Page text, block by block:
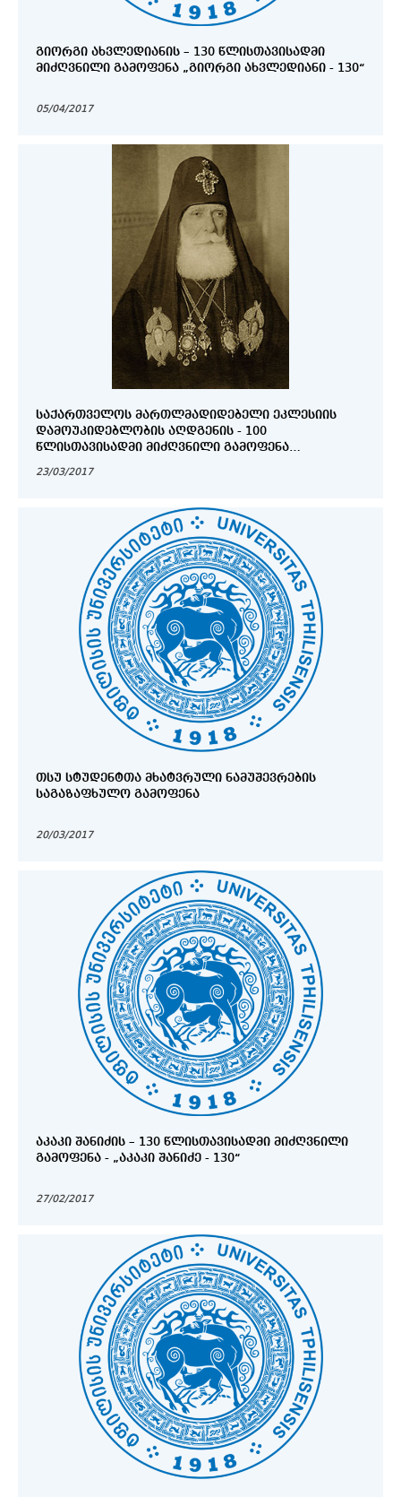
ᲒᲘᲝᲠᲒᲘ ᲐᲮᲕᲚᲔᲓᲘᲐᲜᲘᲡ – 130 ᲬᲚᲘᲡᲗᲐᲕᲘᲡᲐᲓᲛᲘ
ᲛᲘᲫᲦᲕᲜᲘᲚᲘ ᲒᲐᲛᲝᲤᲔᲜᲐ „ᲒᲘᲝᲠᲒᲘ ᲐᲮᲕᲚᲔᲓᲘᲐᲜᲘ - 130“
05/04/2017
ᲡᲐᲥᲐᲠᲗᲕᲔᲚᲝᲡ ᲛᲐᲠᲗᲚᲛᲐᲓᲘᲓᲔᲑᲔᲚᲘ ᲔᲙᲚᲔᲡᲘᲘᲡ
ᲓᲐᲛᲝᲣᲙᲘᲓᲔᲑᲚᲝᲑᲘᲡ ᲐᲦᲓᲒᲔᲜᲘᲡ - 100
ᲬᲚᲘᲡᲗᲐᲕᲘᲡᲐᲓᲛᲘ ᲛᲘᲫᲦᲕᲜᲘᲚᲘ ᲒᲐᲛᲝᲤᲔᲜᲐ
23/03/2017
ᲗᲡᲣ ᲡᲢᲣᲓᲔᲜᲢᲗᲐ ᲛᲮᲐᲢᲕᲠᲣᲚᲘ ᲜᲐᲛᲣᲨᲔᲕᲠᲔᲑᲘᲡ
ᲡᲐᲒᲐᲖᲐᲤᲮᲣᲚᲝ ᲒᲐᲛᲝᲤᲔᲜᲐ
20/03/2017
ᲐᲙᲐᲙᲘ ᲨᲐᲜᲘᲫᲘᲡ – 130 ᲬᲚᲘᲡᲗᲐᲕᲘᲡᲐᲓᲛᲘ ᲛᲘᲫᲦᲕᲜᲘᲚᲘ
ᲒᲐᲛᲝᲤᲔᲜᲐ - „ᲐᲙᲐᲙᲘ ᲨᲐᲜᲘᲫᲔ - 130“
27/02/2017